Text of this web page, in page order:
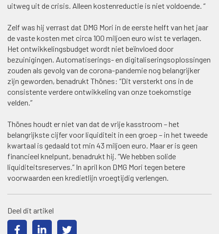
uitweg uit de crisis. Alleen kostenreductie is niet voldoende. “
Zelf was hij verrast dat DMG Mori in de eerste helft van het jaar
de vaste kosten met circa 100 miljoen euro wist te verlagen.
Het ontwikkelingsbudget wordt niet beïnvloed door
bezuinigingen. Automatiserings- en digitaliseringsoplossingen
zouden als gevolg van de corona-pandemie nog belangrijker
zijn geworden, benadrukt Thönes: “Dit versterkt ons in de
consistente verdere ontwikkeling van onze toekomstige
velden.”
Thönes houdt er niet van dat de vrije kasstroom – het
belangrijkste cijfer voor liquiditeit in een groep – in het tweede
kwartaal is gedaald tot min 43 miljoen euro. Maar er is geen
financieel knelpunt, benadrukt hij. “We hebben solide
liquiditeitsreserves.” In april kon DMG Mori tegen betere
voorwaarden een kredietlijn vroegtijdig verlengen.
Deel dit artikel